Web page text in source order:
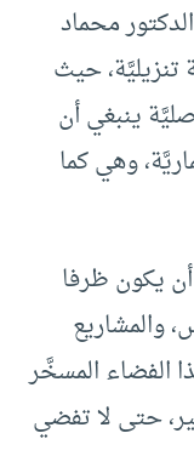
محماد
تنزيليَّة، حيث
ينبغي أن
وهي كما
يكون ظرفا
والمشاريع
الفضاء المسخَّر
حتى لا تفضي